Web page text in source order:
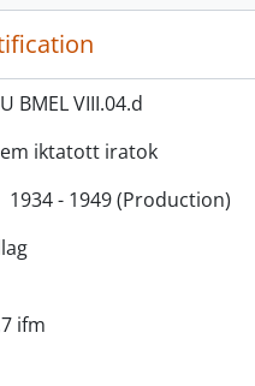
BMEL VIII.04.d
iktatott iratok
1934 - 1949 (Production)
ifm